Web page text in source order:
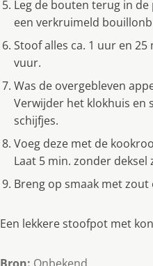
Leg de bouten terug in
een verkruimeld
Stoof alles ca. 1 uur en
vuur.
Was de overgebleven
Verwijder het klokhuis en
schijfjes.
Voeg deze met de
Laat 5 min. zonder deksel
Breng op smaak met zout
Een lekkere stoofpot met